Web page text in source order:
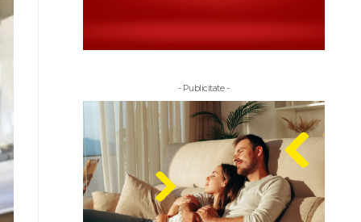
- Publicitate -